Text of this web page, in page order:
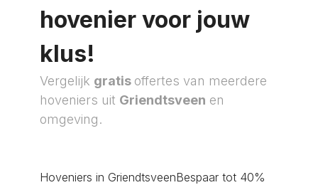
hovenier voor jouw
klus!
Vergelijk gratis offertes van meerdere
hoveniers uit Griendtsveen en
omgeving.
Hoveniers in GriendtsveenBespaar tot 40%